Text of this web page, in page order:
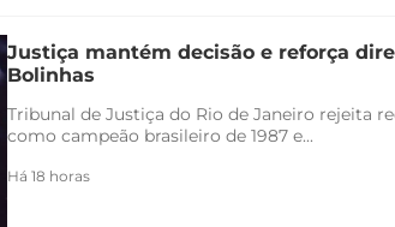
Justiça mantém decisão e reforça
Bolinhas
Tribunal de Justiça do Rio de Janeiro rejeita
como campeão brasileiro de 1987 e...
Há 18 horas